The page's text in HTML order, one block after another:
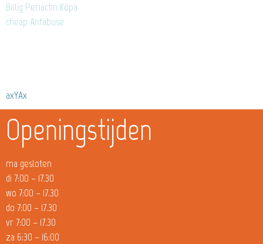
Billig Periactin Köpa
cheap Antabuse
axYAx
Openingstijden
ma gesloten
di 7:00 – 17.30
wo 7:00 – 17.30
do 7:00 – 17.30
vr 7:00 – 17.30
za 6:30 – 16:00